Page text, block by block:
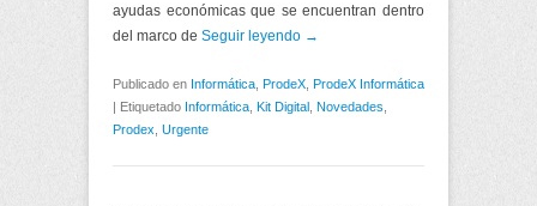
ayudas económicas que se encuentran dentro
del marco de Seguir leyendo →
Publicado en Informática ProdeX ProdeX Informática
| Etiquetado Informática Kit Digital Novedades
Prodex Urgente